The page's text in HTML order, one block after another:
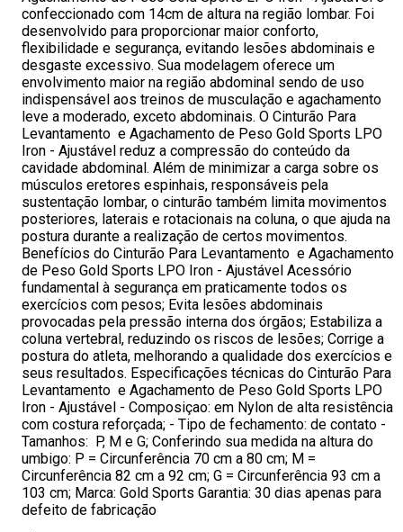
confeccionado com 14cm de altura na região lombar. Foi
desenvolvido para proporcionar maior conforto,
flexibilidade e segurança, evitando lesões abdominais e
desgaste excessivo. Sua modelagem oferece um
envolvimento maior na região abdominal sendo de uso
indispensável aos treinos de musculação e agachamento
leve a moderado, exceto abdominais. O Cinturão Para
Levantamento e Agachamento de Peso Gold Sports LPO
Iron - Ajustável reduz a compressão do conteúdo da
cavidade abdominal. Além de minimizar a carga sobre os
músculos eretores espinhais, responsáveis pela
sustentação lombar, o cinturão também limita movimentos
posteriores, laterais e rotacionais na coluna, o que ajuda na
postura durante a realização de certos movimentos.
Benefícios do Cinturão Para Levantamento e Agachamento
de Peso Gold Sports LPO Iron - Ajustável Acessório
fundamental à segurança em praticamente todos os
exercícios com pesos; Evita lesões abdominais
provocadas pela pressão interna dos órgãos; Estabiliza a
coluna vertebral, reduzindo os riscos de lesões; Corrige a
postura do atleta, melhorando a qualidade dos exercícios e
seus resultados. Especificações técnicas do Cinturão Para
Levantamento e Agachamento de Peso Gold Sports LPO
Iron - Ajustável - Composiçao: em Nylon de alta resistência
com costura reforçada; - Tipo de fechamento: de contato -
Tamanhos: P, M e G; Conferindo sua medida na altura do
umbigo: P = Circunferência 70 cm a 80 cm; M =
Circunferência 82 cm a 92 cm; G = Circunferência 93 cm a
103 cm; Marca: Gold Sports Garantia: 30 dias apenas para
defeito de fabricação